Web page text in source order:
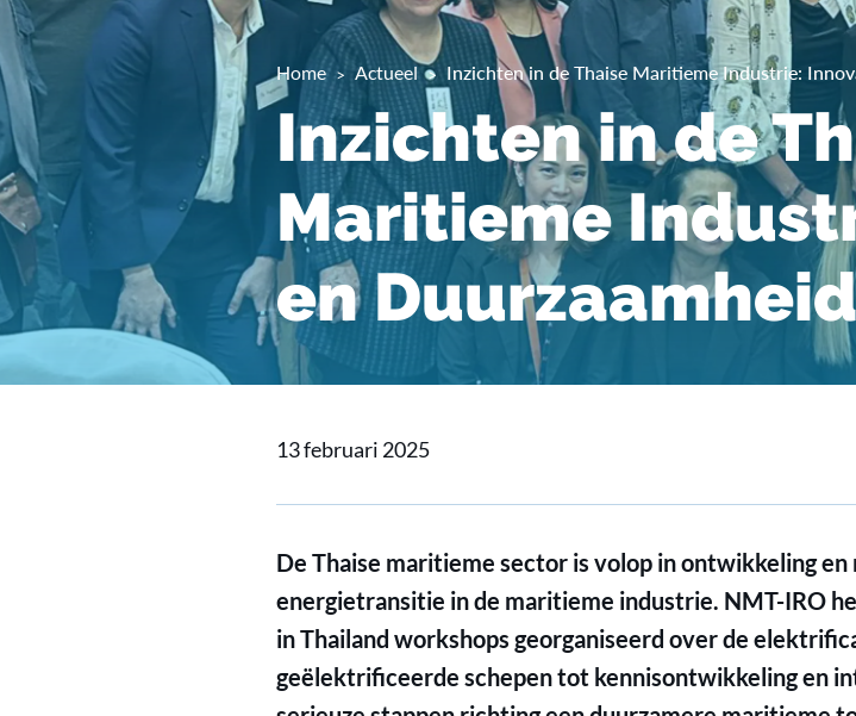
Home Actueel Inzichten in de Thaise Maritieme Industrie:
Inzichten in de
Maritieme
en
13 februari 2025
De Thaise maritieme sector is volop in ontwikkeling
energietransitie in de maritieme industrie. NMT-IRO
in Thailand workshops georganiseerd over de
geëlektrificeerde schepen tot kennisontwikkeling en